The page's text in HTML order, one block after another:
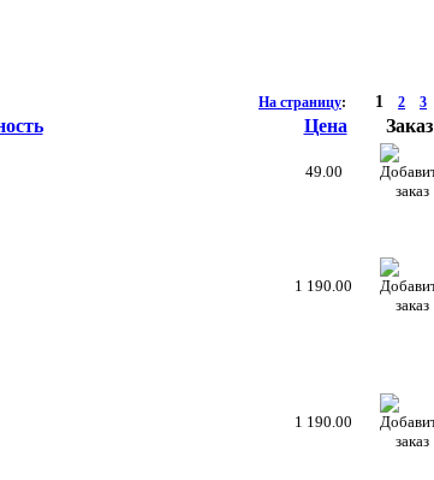
На страницу: 1 2 3
Цена
Заказ
49.00
1 190.00
1 190.00